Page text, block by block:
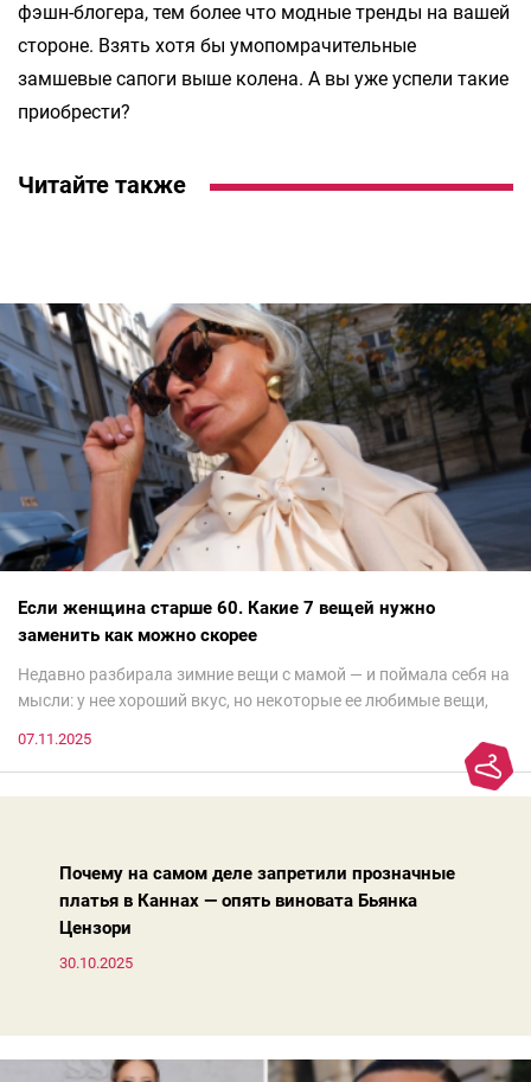
фэшн-блогера, тем более что модные тренды на вашей
стороне. Взять хотя бы умопомрачительные
замшевые сапоги выше колена. А вы уже успели такие
приобрести?
Читайте также
Если женщина старше 60. Какие 7 вещей нужно
заменить как можно скорее
Недавно разбирала зимние вещи с мамой — и поймала себя на
мысли: у нее хороший вкус, но некоторые ее любимые вещи,
моды. Вовсе нет.Проблема в том, что сама мода сделала шаг
07.11.2025
Почему на самом деле запретили прозначные
платья в Каннах — опять виновата Бьянка
Цензори
30.10.2025